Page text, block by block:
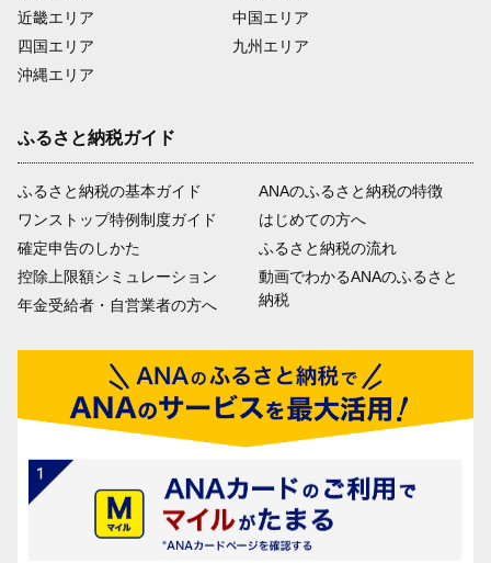
近畿エリア
四国エリア
沖縄エリア
中国エリア
九州エリア
ふるさと納税ガイド
ふるさと納税の基本ガイド
ワンストップ特例制度ガイド
確定申告のしかた
控除上限額シミュレーション
年金受給者・自営業者の方へ
ANAのふるさと納税の特徴
はじめての方へ
ふるさと納税の流れ
動画でわかるANAのふるさと
納税